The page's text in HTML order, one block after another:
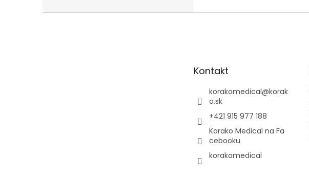
Kontakt
korakomedical@korak
o.sk
+421 915 977 188
Korako Medical na Fa
cebooku
korakomedical